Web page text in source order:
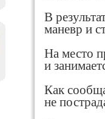
В
маневр и
На место
и
Как
не